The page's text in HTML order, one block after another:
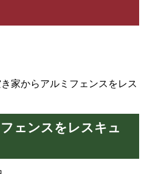
き家からアルミフェンスをレス
ェンスをレスキュ